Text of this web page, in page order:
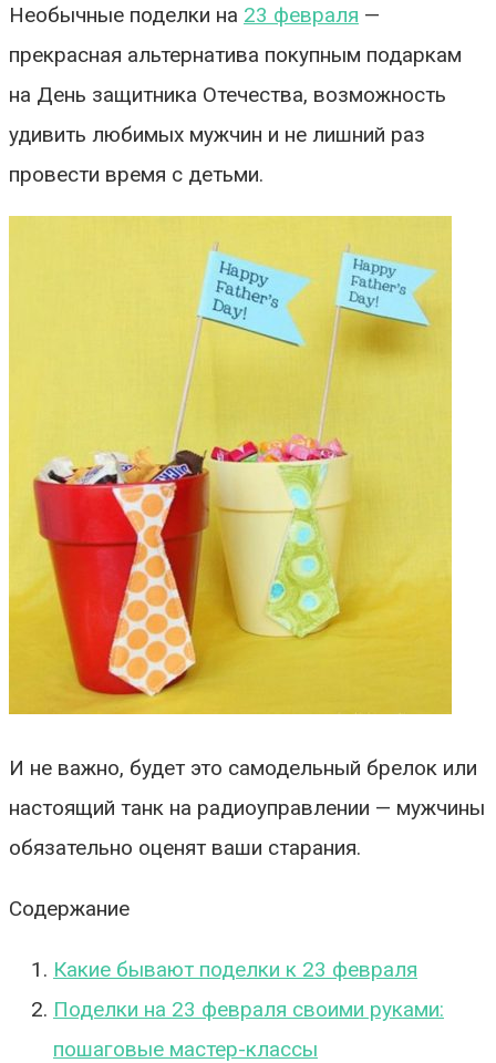
Необычные поделки на 23 февраля —
прекрасная альтернатива покупным подаркам
на День защитника Отечества, возможность
удивить любимых мужчин и не лишний раз
провести время с детьми.
И не важно, будет это самодельный брелок или
настоящий танк на радиоуправлении — мужчины
обязательно оценят ваши старания.
Содержание
Какие бывают поделки к 23 февраля
Поделки на 23 февраля своими руками:
пошаговые мастер-классы